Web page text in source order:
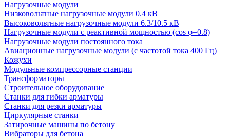
Нагрузочные модули
Низковольтные нагрузочные модули 0.4 кВ
Высоковольтные нагрузочные модули 6.3/10.5 кВ
Нагрузочные модули с реактивной мощностью (cos φ=0.8)
Нагрузочные модули постоянного тока
Авиационные нагрузочные модули (с частотой тока 400 Гц)
Кожухи
Модульные компрессорные станции
Трансформаторы
Строительное оборудование
Станки для гибки арматуры
Станки для резки арматуры
Циркулярные станки
Затирочные машины по бетону
Вибраторы для бетона